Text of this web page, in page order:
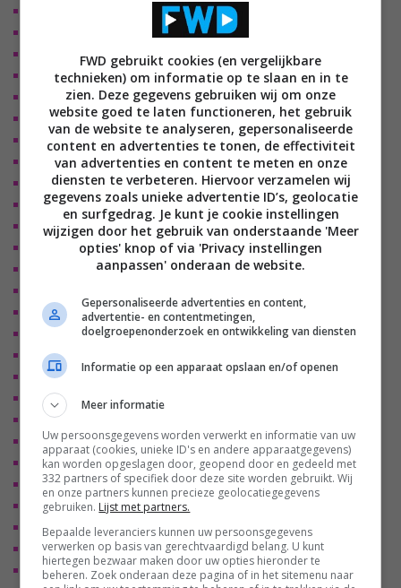
Alpha 9 Gen 6 processor
AI Picture Pro
OLED Motion Pro
HDR (Dolby Vision, HDR10 Pro, HLG)
Filmmaker Mode
Dolby Vision IQ
Dolby Atmos
webOS 23
Game Optimizer
4x HDMI 2.1a (4K120, HFR, ALLM, eARC, QMS vrr)
HDMI 2.1 gaming (VRR, FreeSync, G-Sync, HGiG)
AI Sound Pro en AI Acoustic Tuning
60 Watt 4.2 kanaals audiosysteem
Bluetooth surround ready
WiSA ondersteuning
ThinQ AI
AirPlay 2 & HomeKit
WiFi en bluetooth
Google Assistant, Alexa
Hands-free voice commands
3x USB
Twin Tuner
Calman Ready
Magic Remote
Formaten:
FWD gebruikt cookies (en vergelijkbare
technieken) om informatie op te slaan en in te
zien. Deze gegevens gebruiken wij om onze
website goed te laten functioneren, het gebruik
van de website te analyseren, gepersonaliseerde
content en advertenties te tonen, de effectiviteit
van advertenties en content te meten en onze
diensten te verbeteren. Hiervoor verzamelen wij
gegevens zoals unieke advertentie ID’s, geolocatie
en surfgedrag. Je kunt je cookie instellingen
wijzigen door het gebruik van onderstaande 'Meer
opties' knop of via 'Privacy instellingen
aanpassen' onderaan de website.
Gepersonaliseerde advertenties en content,
advertentie- en contentmetingen,
doelgroepenonderzoek en ontwikkeling van diensten
Informatie op een apparaat opslaan en/of openen
Meer informatie
Uw persoonsgegevens worden verwerkt en informatie van uw
apparaat (cookies, unieke ID's en andere apparaatgegevens)
kan worden opgeslagen door, geopend door en gedeeld met
332 partners of specifiek door deze site worden gebruikt. Wij
en onze partners kunnen precieze geolocatiegegevens
gebruiken. Lijst met partners.
Bepaalde leveranciers kunnen uw persoonsgegevens
verwerken op basis van gerechtvaardigd belang. U kunt
hiertegen bezwaar maken door uw opties hieronder te
beheren. Zoek onderaan deze pagina of in het sitemenu naar